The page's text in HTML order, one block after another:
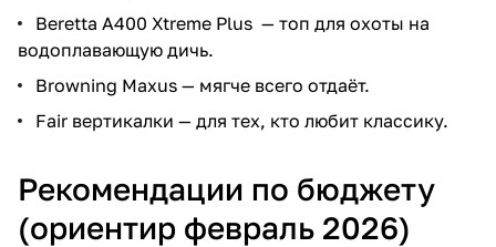
Beretta A400 Xtreme Plus — топ для охоты на
водоплавающую дичь.
Browning Maxus — мягче всего отдаёт.
Fair вертикалки — для тех, кто любит классику.
Рекомендации по бюджету
(ориентир февраль 2026)